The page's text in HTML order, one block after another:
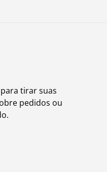
tirar suas
pedidos ou